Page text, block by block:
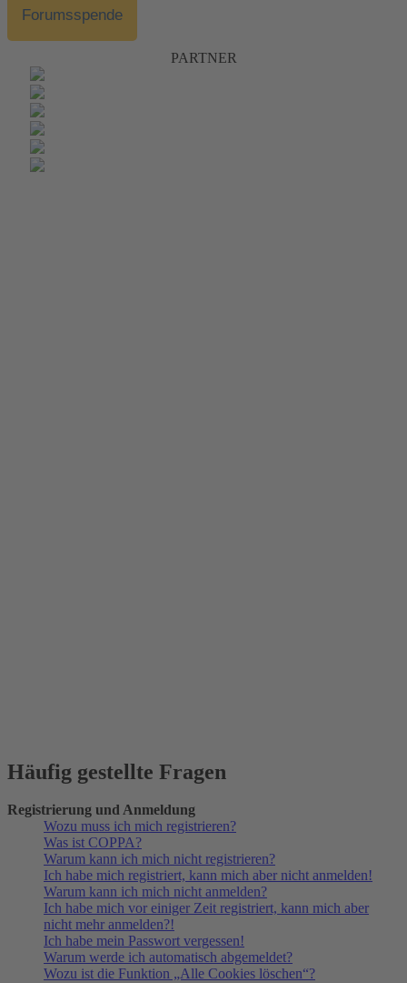
Forumsspende
PARTNER
Häufig gestellte Fragen
Registrierung und Anmeldung
Wozu muss ich mich registrieren?
Was ist COPPA?
Warum kann ich mich nicht registrieren?
Ich habe mich registriert, kann mich aber nicht anmelden!
Warum kann ich mich nicht anmelden?
Ich habe mich vor einiger Zeit registriert, kann mich aber
nicht mehr anmelden?!
Ich habe mein Passwort vergessen!
Warum werde ich automatisch abgemeldet?
Wozu ist die Funktion „Alle Cookies löschen“?